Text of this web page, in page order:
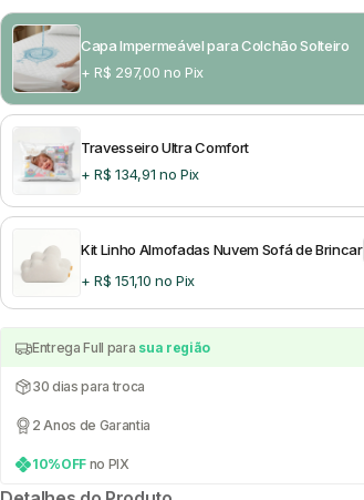
Capa Impermeável para Colchão Solteiro
+ R$ 297,00 no Pix
Travesseiro Ultra Comfort
+ R$ 134,91 no Pix
Kit Linho Almofadas Nuvem Sofá de Brincar
+ R$ 151,10 no Pix
Entrega Full para sua região
30 dias para troca
2 Anos de Garantia
10%OFF no PIX